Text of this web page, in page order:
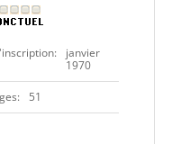
janvier
1970
51